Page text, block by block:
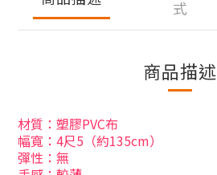
式
商品描述
材質：塑膠PVC布
幅寬：4尺5（約135cm）
彈性：無